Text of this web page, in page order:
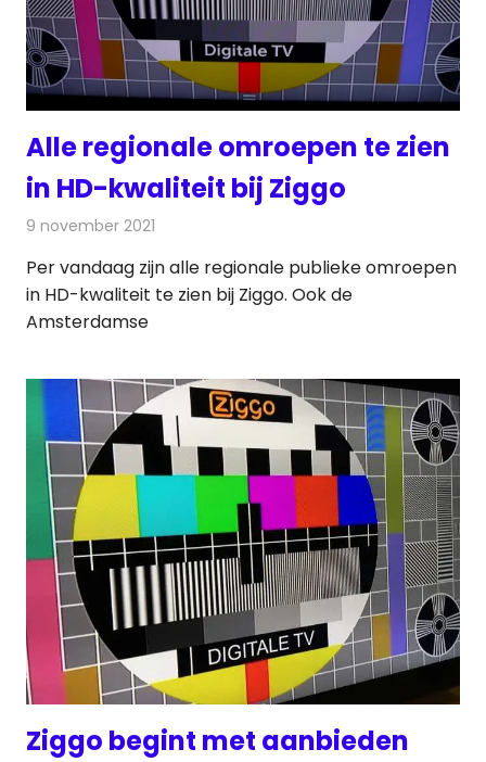
Alle regionale omroepen te zien
in HD-kwaliteit bij Ziggo
9 november 2021
Per vandaag zijn alle regionale publieke omroepen
in HD-kwaliteit te zien bij Ziggo. Ook de
Amsterdamse
Ziggo begint met aanbieden